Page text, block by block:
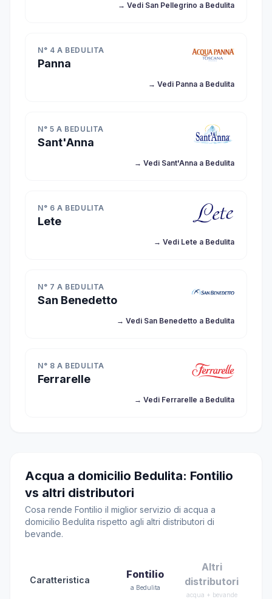
→ Vedi San Pellegrino a Bedulita
N° 4 A BEDULITA
Panna
→ Vedi Panna a Bedulita
N° 5 A BEDULITA
Sant'Anna
→ Vedi Sant'Anna a Bedulita
N° 6 A BEDULITA
Lete
→ Vedi Lete a Bedulita
N° 7 A BEDULITA
San Benedetto
→ Vedi San Benedetto a Bedulita
N° 8 A BEDULITA
Ferrarelle
→ Vedi Ferrarelle a Bedulita
Acqua a domicilio Bedulita: Fontilio
vs altri distributori
Cosa rende Fontilio il miglior servizio di acqua a
domicilio Bedulita rispetto agli altri distributori di
bevande.
Caratteristica Fontilio
a Bedulita
Altri
distributori
acqua + bevande